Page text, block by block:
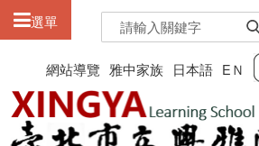
網站導覽 雅中家族 日本語 EＮ
選單